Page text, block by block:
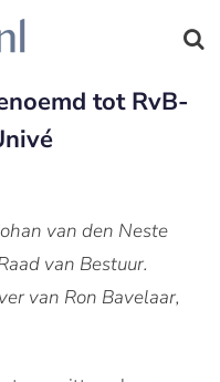
tot RvB-
van den Neste
van Bestuur.
van Ron Bavelaar,